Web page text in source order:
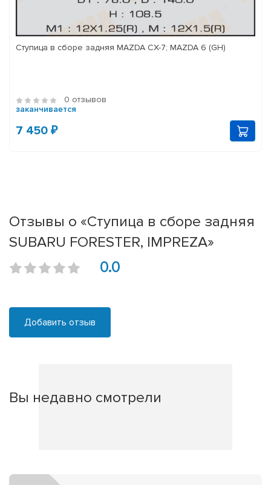
Ступица в сборе задняя MAZDA CX-7; MAZDA 6 (GH)
0 отзывов
заканчивается
7 450 ₽
Отзывы о «Ступица в сборе задняя
SUBARU FORESTER, IMPREZA»
0.0
Добавить отзыв
Вы недавно смотрели